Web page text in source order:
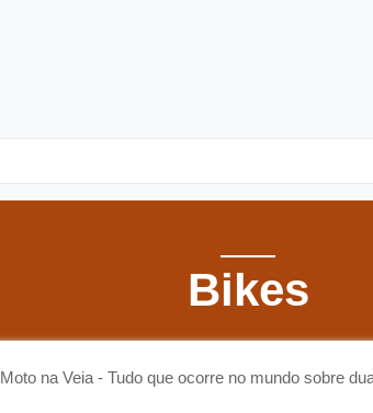
Bikes
Moto na Veia - Tudo que ocorre no mundo sobre